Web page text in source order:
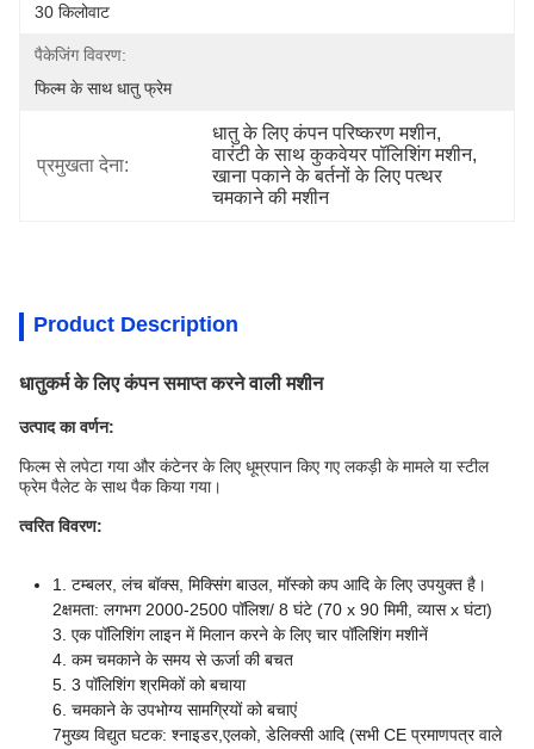
30 किलोवाट
पैकेजिंग विवरण:
फिल्म के साथ धातु फ्रेम
प्रमुखता देना:
धातु के लिए कंपन परिष्करण मशीन,
वारंटी के साथ कुकवेयर पॉलिशिंग मशीन,
खाना पकाने के बर्तनों के लिए पत्थर
चमकाने की मशीन
Product Description
धातुकर्म के लिए कंपन समाप्त करने वाली मशीन
उत्पाद का वर्णन:
फिल्म से लपेटा गया और कंटेनर के लिए धूम्रपान किए गए लकड़ी के मामले या स्टील
फ्रेम पैलेट के साथ पैक किया गया।
त्वरित विवरण:
1. टम्बलर, लंच बॉक्स, मिक्सिंग बाउल, मॉस्को कप आदि के लिए उपयुक्त है।
2क्षमता: लगभग 2000-2500 पॉलिश/ 8 घंटे (70 x 90 मिमी, व्यास x घंटा)
3. एक पॉलिशिंग लाइन में मिलान करने के लिए चार पॉलिशिंग मशीनें
4. कम चमकाने के समय से ऊर्जा की बचत
5. 3 पॉलिशिंग श्रमिकों को बचाया
6. चमकाने के उपभोग्य सामग्रियों को बचाएं
7मुख्य विद्युत घटक: श्नाइडर,एलको, डेलिक्सी आदि (सभी CE प्रमाणपत्र वाले